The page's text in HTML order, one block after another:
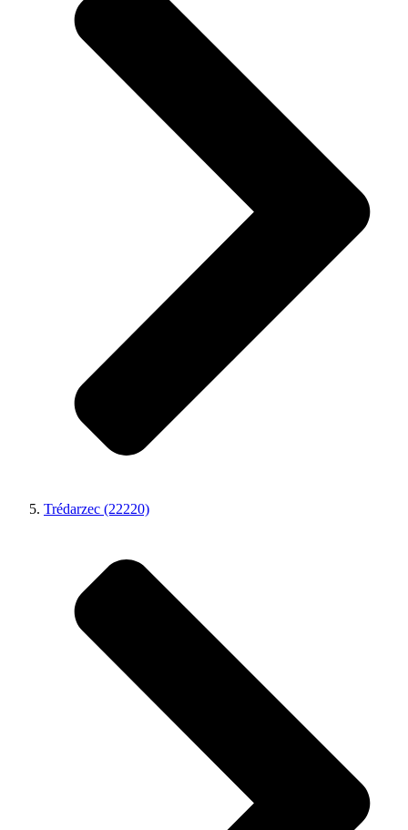
Trédarzec (22220)